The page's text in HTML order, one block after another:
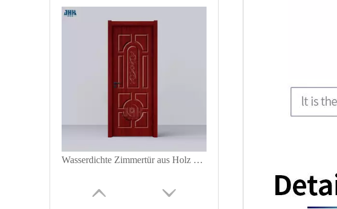
Wasserdichte Zimmertür aus Holz mit Melamin-Finish